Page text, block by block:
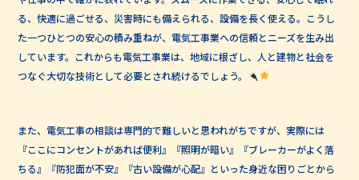
る、快適に過ごせる、災害時にも備えられる、設備を長く使える。こうし
た一つひとつの安心の積み重ねが、電気工事業への信頼とニーズを生み出
しています。これからも電気工事業は、地域に根ざし、人と建物と社会を
つなぐ大切な技術として必要とされ続けるでしょう。
また、電気工事の相談は専門的で難しいと思われがちですが、実際には
『ここにコンセントがあれば便利』『照明が暗い』『ブレーカーがよく落
ちる』『防犯面が不安』『古い設備が心配』といった身近な困りごとから